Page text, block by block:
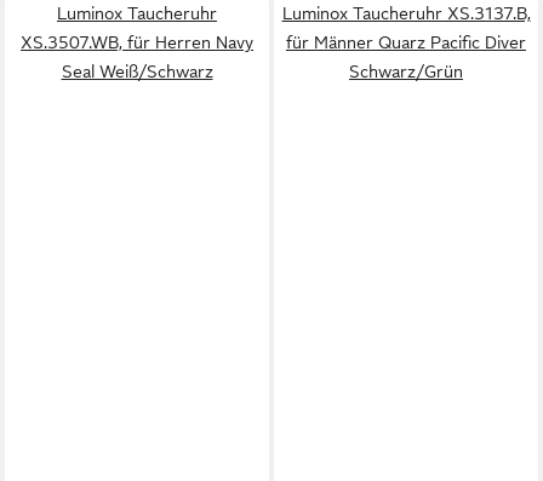
Luminox Taucheruhr
XS.3507.WB, für Herren Navy
Seal Weiß/Schwarz
Luminox Taucheruhr XS.3137.B,
für Männer Quarz Pacific Diver
Schwarz/Grün